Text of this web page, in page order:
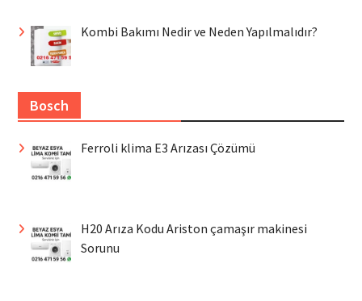
Kombi Bakımı Nedir ve Neden Yapılmalıdır?
Bosch
Ferroli klima E3 Arızası Çözümü
H20 Arıza Kodu Ariston çamaşır makinesi
Sorunu